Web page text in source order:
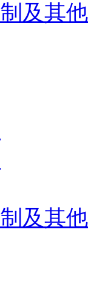
及其
及其